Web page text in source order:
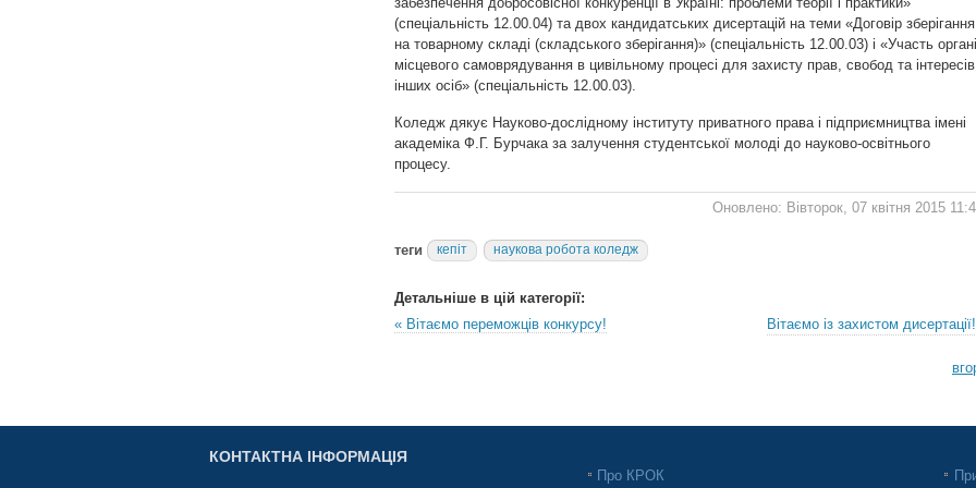
(спеціальність 12.00.04) та двох кандидатських дисертацій на теми «Договір зберігання
на товарному складі (складського зберігання)» (спеціальність 12.00.03) і «Участь
місцевого самоврядування в цивільному процесі для захисту прав, свобод та інтересів
інших осіб» (спеціальність 12.00.03).
Коледж дякує Науково-дослідному інституту приватного права і підприємництва імені
академіка Ф.Г. Бурчака за залучення студентської молоді до науково-освітнього
процесу.
Оновлено: Вівторок, 07 квітня 2015
теги кепіт наукова робота коледж
Детальніше в цій категорії:
« Вітаємо переможців конкурсу!
Вітаємо із захистом
КОНТАКТНА ІНФОРМАЦІЯ
Про КРОК